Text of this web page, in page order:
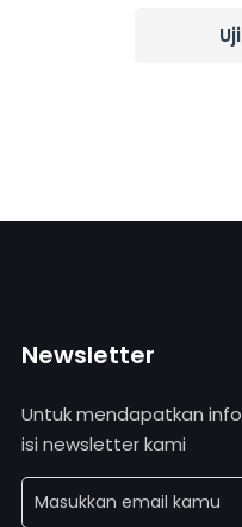
Newsletter
Untuk mendapatkan
isi newsletter kami